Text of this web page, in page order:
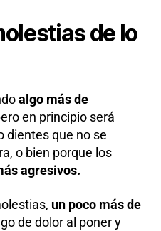
de lo
algo más de
en principio será
dientes que no se
o bien porque los
agresivos.
un poco más de
de dolor al poner y